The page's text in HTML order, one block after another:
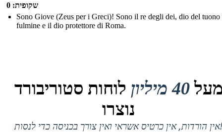
שקופית: 0
Sono Giove (Zeus per i Greci)! Sono il re degli dei, dio del tuono
fulmine e il dio protettore di Roma.
40 מיליון
לוחות סטוריבורד
נוצרו
אין הורדות, אין כרטיס אשראי ואין צורך בכניסה כדי לנסות!